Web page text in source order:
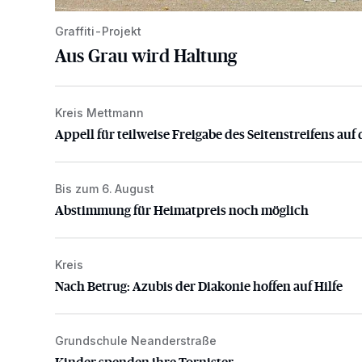
Graffiti-Projekt
Aus Grau wird Haltung
Appell für teilweise Freigabe des Seitenstreifens auf
Kreis Mettmann
Appell für teilweise Freigabe des Seitenstreifens auf
Abstimmung für Heimatpreis noch möglich
Bis zum 6. August
Abstimmung für Heimatpreis noch möglich
Nach Betrug: Azubis der Diakonie hoffen auf Hilfe
Kreis
Nach Betrug: Azubis der Diakonie hoffen auf Hilfe
Kinder spenden ihre Tornister
Grundschule Neanderstraße